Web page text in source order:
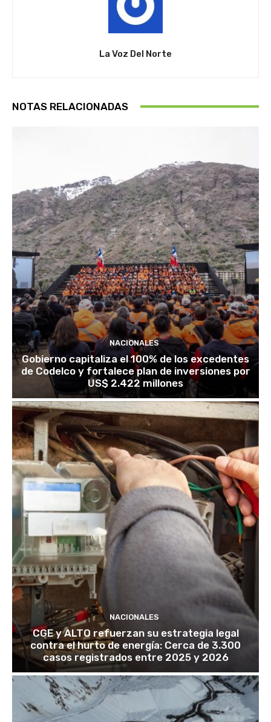
La Voz Del Norte
NOTAS RELACIONADAS
NACIONALES
Gobierno capitaliza el 100% de los excedentes
de Codelco y fortalece plan de inversiones por
US$ 2.422 millones
NACIONALES
CGE y ALTO refuerzan su estrategia legal
contra el hurto de energía: Cerca de 3.300
casos registrados entre 2025 y 2026